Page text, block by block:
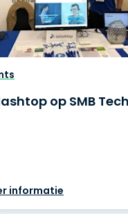
op SMB
informatie